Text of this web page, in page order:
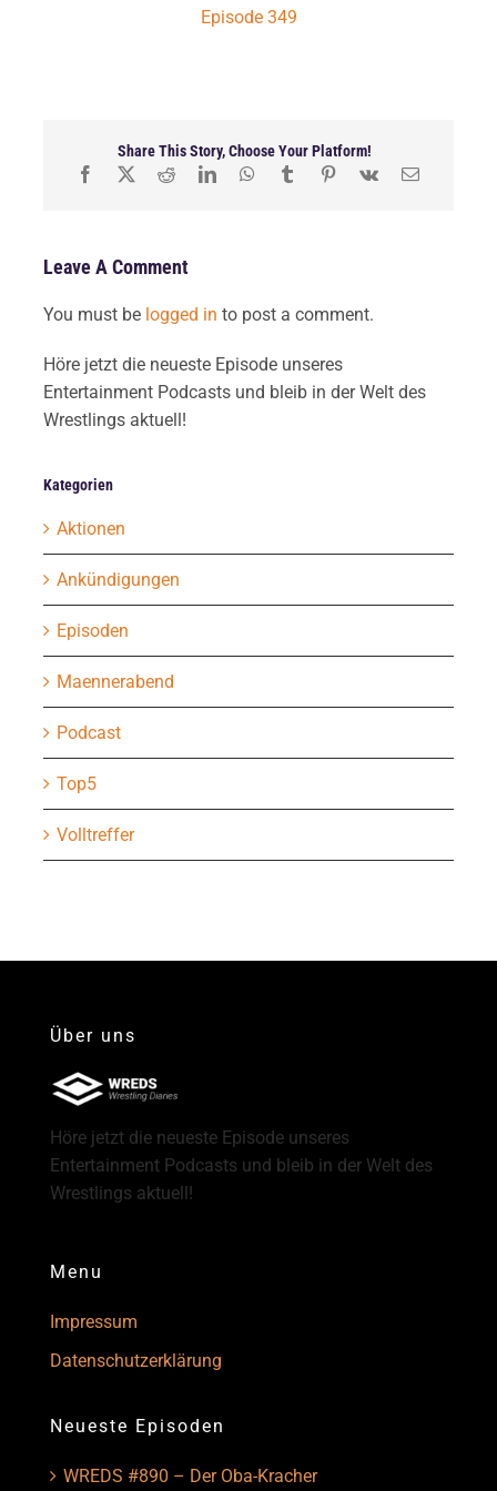
Episode 349
Share This Story, Choose Your Platform!
Leave A Comment
You must be logged in to post a comment.
Höre jetzt die neueste Episode unseres
Entertainment Podcasts und bleib in der Welt des
Wrestlings aktuell!
Kategorien
Aktionen
Ankündigungen
Episoden
Maennerabend
Podcast
Top5
Volltreffer
Über uns
Höre jetzt die neueste Episode unseres
Entertainment Podcasts und bleib in der Welt des
Wrestlings aktuell!
Menu
Impressum
Datenschutzerklärung
Neueste Episoden
WREDS #890 – Der Oba-Kracher